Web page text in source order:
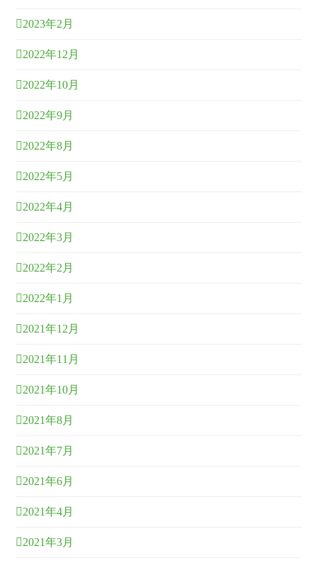
2023年2月
2022年12月
2022年10月
2022年9月
2022年8月
2022年5月
2022年4月
2022年3月
2022年2月
2022年1月
2021年12月
2021年11月
2021年10月
2021年8月
2021年7月
2021年6月
2021年4月
2021年3月